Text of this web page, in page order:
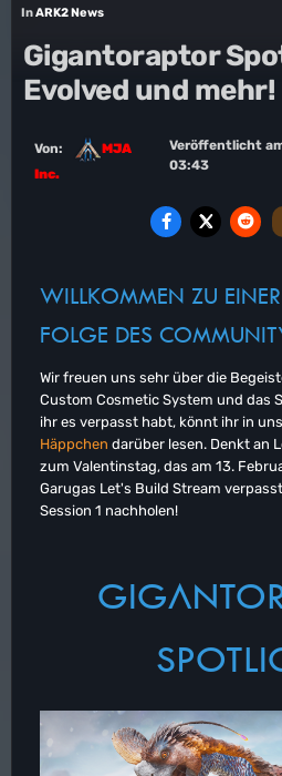
InARK2 News
Gigantoraptor
Evolved und mehr!
Von:
MJA
Inc.
Veröffentlicht
03:43
WILLKOMMEN ZU
FOLGE DES
Wir freuen uns sehr über die
Custom Cosmetic System und das
ihr es verpasst habt, könnt ihr in
Häppchen darüber lesen. Denkt an
zum Valentinstag, das am 13.
Garugas Let's Build Stream
Session 1 nachholen!